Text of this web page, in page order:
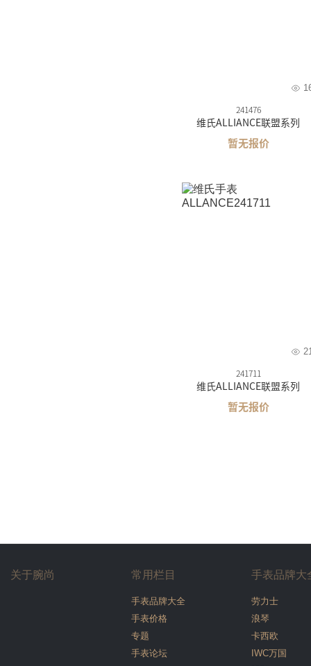
241476
维氏ALLIANCE联盟系列
暂无报价
241711
维氏ALLIANCE联盟系列
暂无报价
关于腕尚 常用栏目
手表品牌大全
手表价格
专题
手表论坛
手表品牌大
劳力士
浪琴
卡西欧
IWC万国